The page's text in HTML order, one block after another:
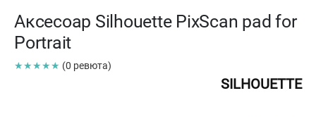
Аксесоар Silhouette PixScan pad for
Portrait
★★★★★ (0 ревюта)
SILHOUETTE